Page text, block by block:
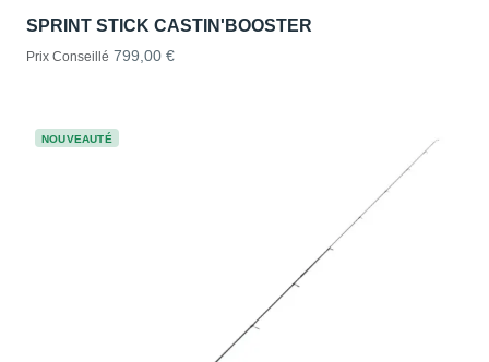
SPRINT STICK CASTIN'BOOSTER
Prix Conseillé 799,00 €
NOUVEAUTÉ